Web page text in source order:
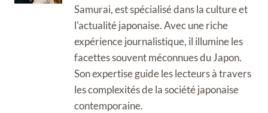
Samurai, est spécialisé dans la culture et
l'actualité japonaise. Avec une riche
expérience journalistique, il illumine les
facettes souvent méconnues du Japon.
Son expertise guide les lecteurs à travers
les complexités de la société japonaise
contemporaine.